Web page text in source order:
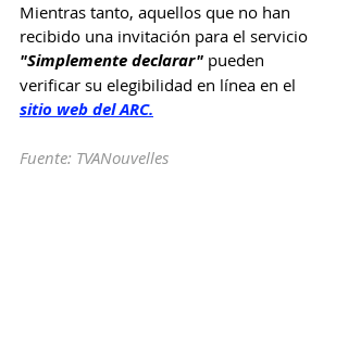
Mientras tanto, aquellos que no han
recibido una invitación para el servicio
"Simplemente declarar" pueden
verificar su elegibilidad en línea en el
sitio web del ARC.
Fuente: TVANouvelles